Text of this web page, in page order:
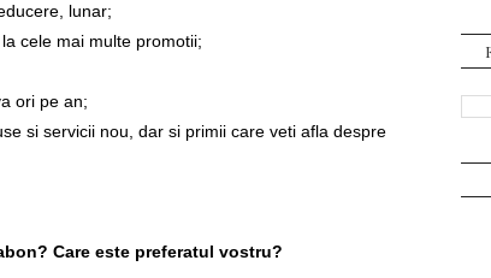
lunar;
cele mai multe promotii;
ori pe an;
si servicii nou, dar si primii care veti afla despre
Care este preferatul vostru?